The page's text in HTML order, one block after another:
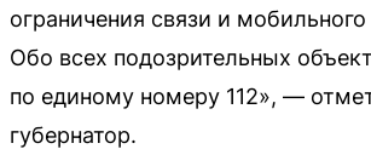
ограничения связи и мобильного
Обо всех подозрительных
по единому номеру 112», —
губернатор.